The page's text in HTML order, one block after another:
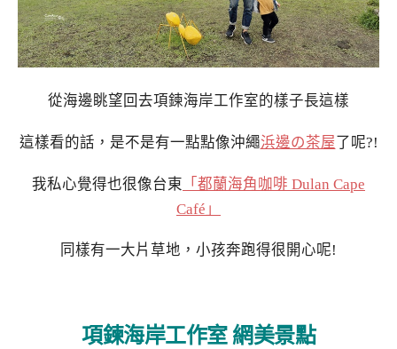
從海邊眺望回去項鍊海岸工作室的樣子長這樣
這樣看的話，是不是有一點點像沖繩浜邊の茶屋了呢?!
我私心覺得也很像台東 「都蘭海角咖啡 Dulan Cape
Café」
同樣有一大片草地，小孩奔跑得很開心呢!
項鍊海岸工作室 網美景點